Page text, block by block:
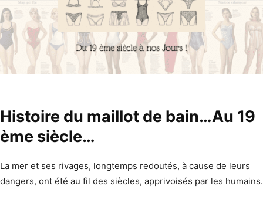
Histoire du maillot de bain…Au 19
ème siècle…
La mer et ses rivages, longtemps redoutés, à cause de leurs
dangers, ont été au fil des siècles, apprivoisés par les humains.